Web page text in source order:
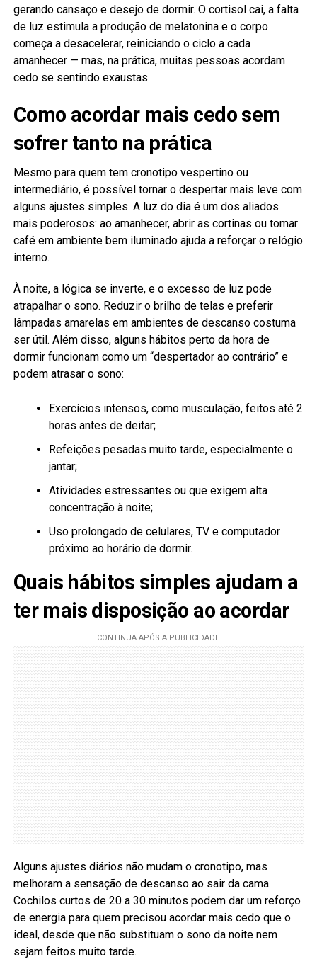
gerando cansaço e desejo de dormir. O cortisol cai, a falta
de luz estimula a produção de melatonina e o corpo
começa a desacelerar, reiniciando o ciclo a cada
amanhecer — mas, na prática, muitas pessoas acordam
cedo se sentindo exaustas.
Como acordar mais cedo sem
sofrer tanto na prática
Mesmo para quem tem cronotipo vespertino ou
intermediário, é possível tornar o despertar mais leve com
alguns ajustes simples. A luz do dia é um dos aliados
mais poderosos: ao amanhecer, abrir as cortinas ou tomar
café em ambiente bem iluminado ajuda a reforçar o relógio
interno.
À noite, a lógica se inverte, e o excesso de luz pode
atrapalhar o sono. Reduzir o brilho de telas e preferir
lâmpadas amarelas em ambientes de descanso costuma
ser útil. Além disso, alguns hábitos perto da hora de
dormir funcionam como um “despertador ao contrário” e
podem atrasar o sono:
Exercícios intensos, como musculação, feitos até 2
horas antes de deitar;
Refeições pesadas muito tarde, especialmente o
jantar;
Atividades estressantes ou que exigem alta
concentração à noite;
Uso prolongado de celulares, TV e computador
próximo ao horário de dormir.
Quais hábitos simples ajudam a
ter mais disposição ao acordar
Alguns ajustes diários não mudam o cronotipo, mas
melhoram a sensação de descanso ao sair da cama.
Cochilos curtos de 20 a 30 minutos podem dar um reforço
de energia para quem precisou acordar mais cedo que o
ideal, desde que não substituam o sono da noite nem
sejam feitos muito tarde.